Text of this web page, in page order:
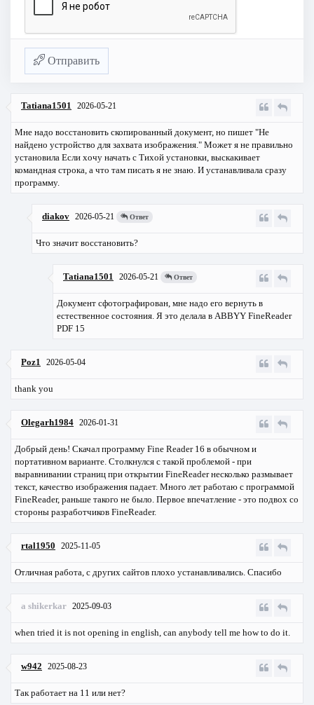
Отправить
Tatiana1501 2026-05-21
Мне надо восстановить скопированный документ, но пишет "Не
найдено устройство для захвата изображения." Может я не правильно
установила Если хочу начать с Тихой установки, выскакивает
командная строка, а что там писать я не знаю. И устанавливала сразу
программу.
diakov 2026-05-21 Ответ
Что значит восстановить?
Tatiana1501 2026-05-21 Ответ
Документ сфотографирован, мне надо его вернуть в
естественное состояния. Я это делала в ABBYY FineReader
PDF 15
Poz1 2026-05-04
thank you
Olegarh1984 2026-01-31
Добрый день! Скачал программу Fine Reader 16 в обычном и
портативном варианте. Столкнулся с такой проблемой - при
выравнивании страниц при открытии FineReader несколько размывает
текст, качество изображения падает. Много лет работаю с программой
FineReader, раньше такого не было. Первое впечатление - это подвох со
стороны разработчиков FineReader.
rtal1950 2025-11-05
Отличная работа, с других сайтов плохо устанавливались. Спасибо
a shikerkar 2025-09-03
when tried it is not opening in english, can anybody tell me how to do it.
w942 2025-08-23
Так работает на 11 или нет?